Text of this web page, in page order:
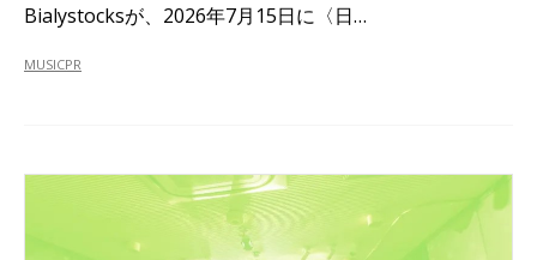
Bialystocksが、2026年7月15日に〈日…
MUSICPR